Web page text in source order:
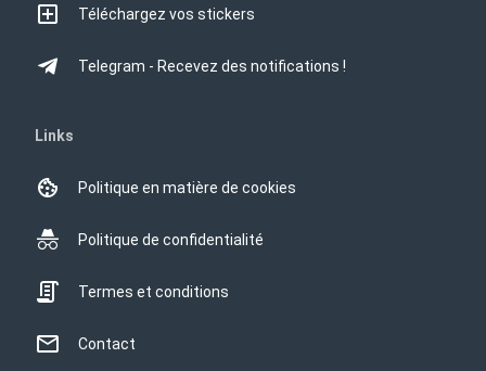
Téléchargez vos stickers
Telegram - Recevez des notifications !
Links
Politique en matière de cookies
Politique de confidentialité
Termes et conditions
Contact